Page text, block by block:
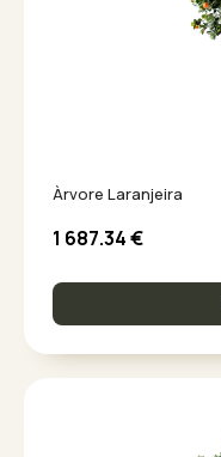
Àrvore Laranjeira
1 687.34€